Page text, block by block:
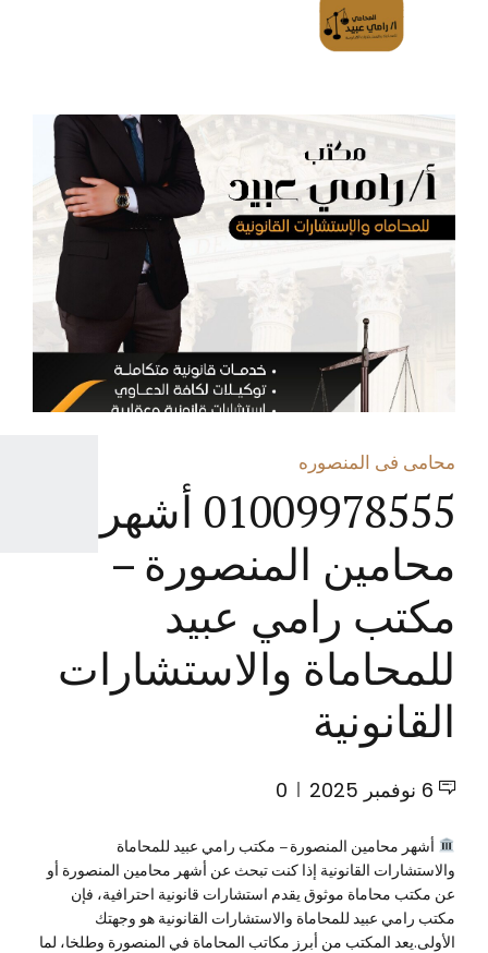
محامى فى المنصوره
01009978555 أشهر
محامين المنصورة –
مكتب رامي عبيد
للمحاماة والاستشارات
القانونية
6 نوفمبر 2025 0
أشهر محامين المنصورة – مكتب رامي عبيد للمحاماة
والاستشارات القانونية إذا كنت تبحث عن أشهر محامين المنصورة أو
عن مكتب محاماة موثوق يقدم استشارات قانونية احترافية، فإن
مكتب رامي عبيد للمحاماة والاستشارات القانونية هو وجهتك
الأولى.يعد المكتب من أبرز مكاتب المحاماة في المنصورة وطلخا، لما